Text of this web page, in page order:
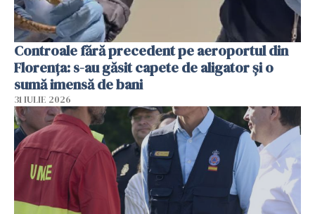
Controale fără precedent pe aeroportul din
Florența: s-au găsit capete de aligator și o
sumă imensă de bani
31 IULIE 2026